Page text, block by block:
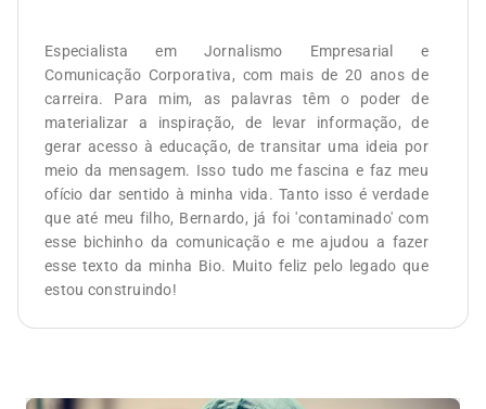
Especialista em Jornalismo Empresarial e
Comunicação Corporativa, com mais de 20 anos de
carreira. Para mim, as palavras têm o poder de
materializar a inspiração, de levar informação, de
gerar acesso à educação, de transitar uma ideia por
meio da mensagem. Isso tudo me fascina e faz meu
ofício dar sentido à minha vida. Tanto isso é verdade
que até meu filho, Bernardo, já foi 'contaminado' com
esse bichinho da comunicação e me ajudou a fazer
esse texto da minha Bio. Muito feliz pelo legado que
estou construindo!